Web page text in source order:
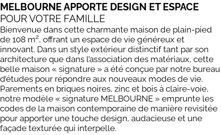
MELBOURNE APPORTE DESIGN ET ESPACE
POUR VOTRE FAMILLE
Bienvenue dans cette charmante maison de plain-pied
de 108 m2, offrant un espace de vie généreux et
innovant. Dans un style extérieur distinctif tant par son
architecture que dans l’association des matériaux, cette
belle maison « signature » a été conçue par notre bureau
d’études pour répondre aux nouveaux modes de vie.
Parements en briques noires, zinc et bois à claire-voie,
notre modèle « signature MELBOURNE » emprunte les
codes de la maison contemporaine de manière revisitée
pour apporter une touche design, audacieuse et une
façade texturée qui interpelle.